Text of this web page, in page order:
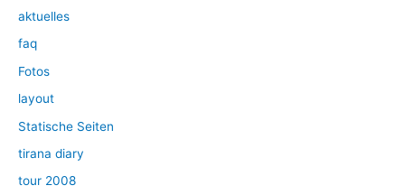
aktuelles
faq
Fotos
layout
Statische Seiten
tirana diary
tour 2008